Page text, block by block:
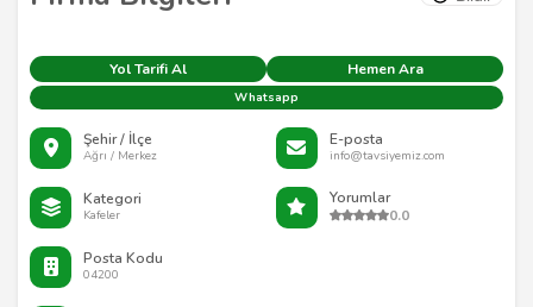
Yol Tarifi Al Hemen Ara
Whatsapp
Şehir / İlçe
Ağrı / Merkez
E-posta
info@tavsiyemiz.com
Kategori
Kafeler
Yorumlar
0.0
Posta Kodu
04200